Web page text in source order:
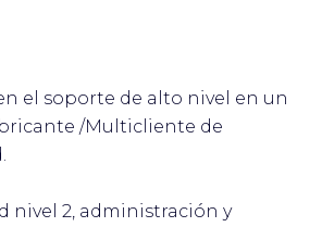
el soporte de alto nivel en un
/Multicliente de
nivel 2, administración y